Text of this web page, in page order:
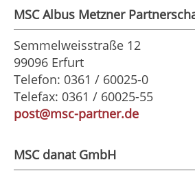
MSC Albus Metzner
Semmelweisstraße 12
99096 Erfurt
Telefon: 0361 / 60025-0
Telefax: 0361 / 60025-55
post@msc-partner.de
MSC danat GmbH